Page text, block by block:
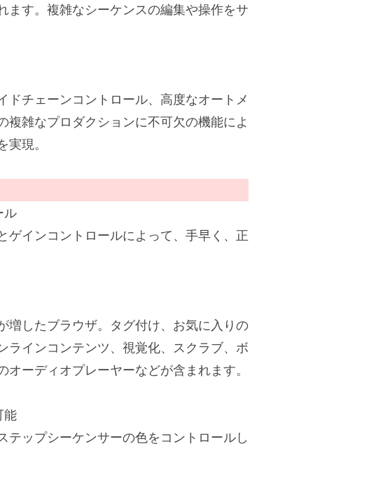
ます。複雑なシーケンスの編集や操作をサ
ドチェーンコントロール、高度なオートメ
雑なプロダクションに不可欠の機能によ
実現。
ル
ゲインコントロールによって、手早く、正
増したブラウザ。タグ付け、お気に入りの
ラインコンテンツ、視覚化、スクラブ、ボ
ーディオプレーヤーなどが含まれます。
能
ップシーケンサーの色をコントロールし